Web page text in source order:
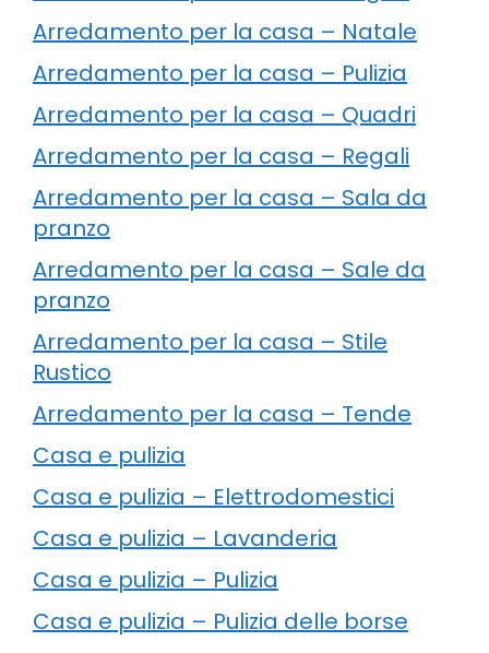
Arredamento per la casa – Natale
Arredamento per la casa – Pulizia
Arredamento per la casa – Quadri
Arredamento per la casa – Regali
Arredamento per la casa – Sala da
pranzo
Arredamento per la casa – Sale da
pranzo
Arredamento per la casa – Stile
Rustico
Arredamento per la casa – Tende
Casa e pulizia
Casa e pulizia – Elettrodomestici
Casa e pulizia – Lavanderia
Casa e pulizia – Pulizia
Casa e pulizia – Pulizia delle borse